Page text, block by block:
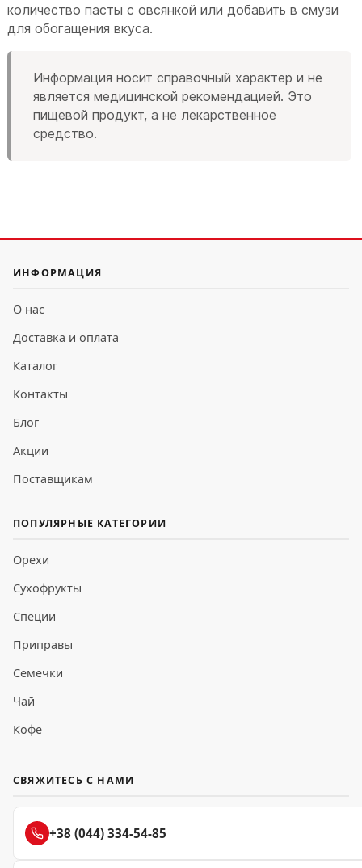
количество пасты с овсянкой или добавить в смузи
для обогащения вкуса.
Информация носит справочный характер и не
является медицинской рекомендацией. Это
пищевой продукт, а не лекарственное
средство.
ИНФОРМАЦИЯ
О нас
Доставка и оплата
Каталог
Контакты
Блог
Акции
Поставщикам
ПОПУЛЯРНЫЕ КАТЕГОРИИ
Орехи
Сухофрукты
Специи
Приправы
Семечки
Чай
Кофе
СВЯЖИТЕСЬ С НАМИ
+38 (044) 334-54-85